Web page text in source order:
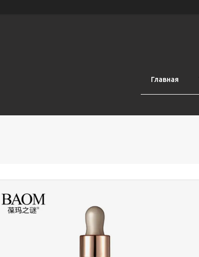
Главная